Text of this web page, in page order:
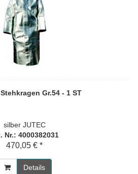
Gr.54 - 1 ST
silber JUTEC
Nr.: 4000382031
470,05 € *
Details